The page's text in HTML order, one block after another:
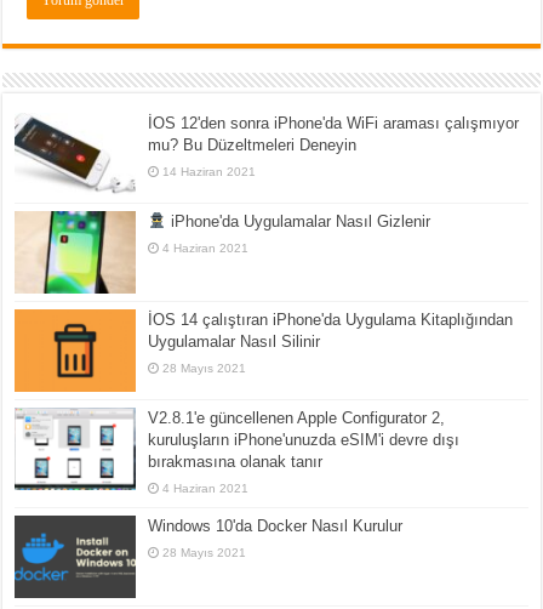
İOS 12'den sonra iPhone'da WiFi araması çalışmıyor
mu? Bu Düzeltmeleri Deneyin
14 Haziran 2021
iPhone'da Uygulamalar Nasıl Gizlenir
4 Haziran 2021
İOS 14 çalıştıran iPhone'da Uygulama Kitaplığından
Uygulamalar Nasıl Silinir
28 Mayıs 2021
V2.8.1'e güncellenen Apple Configurator 2,
kuruluşların iPhone'unuzda eSIM'i devre dışı
bırakmasına olanak tanır
4 Haziran 2021
Windows 10'da Docker Nasıl Kurulur
28 Mayıs 2021